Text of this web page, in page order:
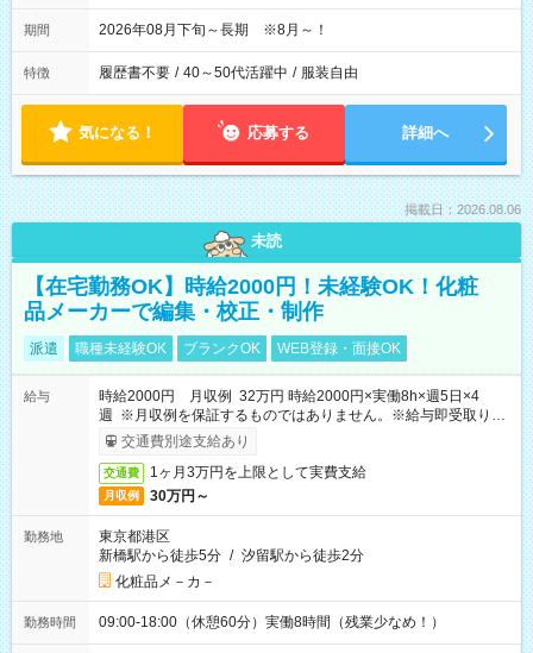
期間 2026年08月下旬～長期 ※8月～！
特徴 履歴書不要 / 40～50代活躍中 / 服装自由
気になる！ 応募する 詳細へ
掲載日：2026.08.06
未読
【在宅勤務OK】時給2000円！未経験OK！化粧
品メーカーで編集・校正・制作
派遣 職種未経験OK ブランクOK WEB登録・面接OK
給与
時給2000円 月収例 32万円 時給2000円×実働8h×週5日×4
週 ※月収例を保証するものではありません。※給与即受取りサ
ービス利用可（利用条件有）
交通費別途支給あり
交通費 1ヶ月3万円を上限として実費支給
月収例 30万円～
勤務地
東京都港区
新橋駅から徒歩5分 / 汐留駅から徒歩2分
化粧品メ－カ－
勤務時間 09:00-18:00（休憩60分）実働8時間（残業少なめ！）